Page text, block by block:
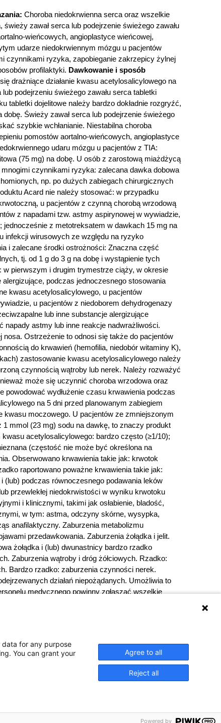
Choroba niedokrwienna serca oraz wszelkie
zawał serca lub podejrzenie świeżego zawału
wieńcowych, angioplastyce wieńcowej,
udarze niedokrwiennym mózgu u pacjentów
czynnikami ryzyka, zapobieganie zakrzepicy żylnej
profilaktyki. Dawkowanie i sposób
drażniące działanie kwasu acetylosalicylowego na
podejrzeniu świeżego zawału serca tabletki
tabletki dojelitowe należy bardzo dokładnie rozgryźć,
Świeży zawał serca lub podejrzenie świeżego
szybkie wchłanianie. Niestabilna choroba
pomostów aortalno-wieńcowych, angioplastyce
udaru mózgu u pacjentów z TIA:
(75 mg) na dobę. U osób z zarostową miażdżycą
czynnikami ryzyka: zalecana dawka dobowa
np. po dużych zabiegach chirurgicznych
Acard nie należy stosować: w przypadku
u pacjentów z czynną chorobą wrzodową
z napadami tzw. astmy aspirynowej w wywiadzie,
jednocześnie z metotreksatem w dawkach 15 mg na
infekcji wirusowych ze względu na ryzyko
i zalecane środki ostrożności: Znaczna część
tj. od 1 g do 3 g na dobę i wystąpienie tych
w pierwszym i drugim trymestrze ciąży, w okresie
podczas jednoczesnego stosowania
kwasu acetylosalicylowego, u pacjentów
u pacjentów z niedoborem dehydrogenazy
lub inne substancje alergizujące
astmy lub inne reakcje nadwrażliwości.
nosa. Ostrzeżenie to odnosi się także do pacjentów
do krwawień (hemofilia, niedobór witaminy K),
zastosowanie kwasu acetylosalicylowego należy
czynnością wątroby lub nerek. Należy rozważyć
może się uczynnić choroba wrzodowa oraz
wydłużenie czasu krwawienia podczas
na 5 dni przed planowanym zabiegiem
kwasu moczowego. U pacjentów ze zmniejszonym
mmol (23 mg) sodu na dawkę, to znaczy produkt
kwasu acetylosalicylowego: bardzo często (≥1/10);
(częstość nie może być określona na
Obserwowano krwawienia takie jak: krwotok
raportowano poważne krwawienia takie jak:
podczas równoczesnego podawania leków
przewlekłej niedokrwistości w wyniku krwotoku
i klinicznymi, takimi jak osłabienie, bladość,
w tym: astma, odczyny skórne, wysypka,
anafilaktyczny. Zaburzenia metabolizmu
przedawkowania. Zaburzenia żołądka i jelit.
żołądka i (lub) dwunastnicy bardzo rzadko
Zaburzenia wątroby i dróg żółciowych. Rzadko:
Bardzo rzadko: zaburzenia czynności nerek.
działań niepożądanych. Umożliwia to
medycznego powinny zgłaszać wszelkie
Nie przekraczaj
data for any purpose
You can grant your
Agree to all
Reject all
Powered by